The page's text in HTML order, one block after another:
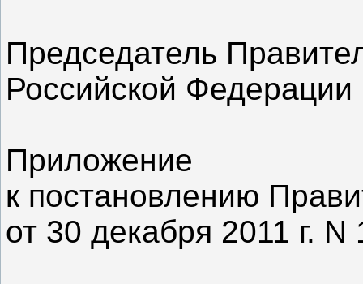
Председатель
Российской
Приложение
к постановлению
от 30 декабря 2011 г. N